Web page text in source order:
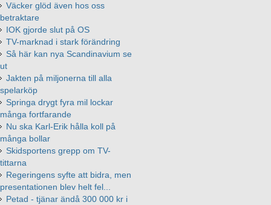
Väcker glöd även hos oss
betraktare
IOK gjorde slut på OS
TV-marknad i stark förändring
Så här kan nya Scandinavium se
ut
Jakten på miljonerna till alla
spelarköp
Springa drygt fyra mil lockar
många fortfarande
Nu ska Karl-Erik hålla koll på
många bollar
Skidsportens grepp om TV-
tittarna
Regeringens syfte att bidra, men
presentationen blev helt fel...
Petad - tjänar ändå 300 000 kr i